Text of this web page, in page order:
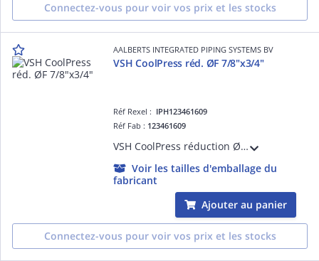
Connectez-vous pour voir vos prix et les stocks
AALBERTS INTEGRATED PIPING SYSTEMS BV
VSH CoolPress réd. ØF 7/8"x3/4"
Réf Rexel : IPH123461609
Réf Fab : 123461609
VSH CoolPress réduction ØF 7/8"x3/4"
Voir les tailles d'emballage du
fabricant
Ajouter au panier
Connectez-vous pour voir vos prix et les stocks